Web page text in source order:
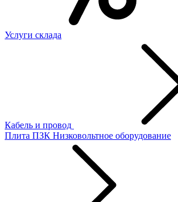
Услуги склада
Кабель и провод
Плита ПЗК Низковольтное оборудование